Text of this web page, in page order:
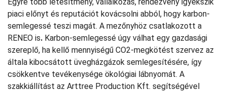
Egyre több létesítmény, vállalkozás, rendezvény igyekszik
piaci előnyt és reputációt kovácsolni abból, hogy karbon-
semlegessé teszi magát. A mezőnyhöz csatlakozott a
RENEO is. Karbon-semlegessé úgy válhat egy gazdasági
szereplő, ha kellő mennyiségű CO2-megkötést szervez az
általa kibocsátott üvegházgázok semlegesítésére, így
csökkentve tevékenysége ökológiai lábnyomát. A
szakkiállítást az Arttree Production Kft. segítségével